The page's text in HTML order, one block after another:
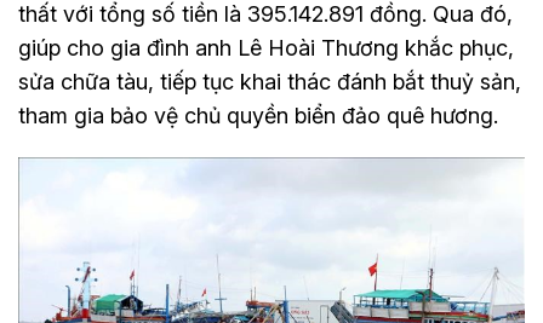
thất với tổng số tiền là 395.142.891 đồng. Qua đó,
giúp cho gia đình anh Lê Hoài Thương khắc phục,
sửa chữa tàu, tiếp tục khai thác đánh bắt thuỷ sản,
tham gia bảo vệ chủ quyền biển đảo quê hương.